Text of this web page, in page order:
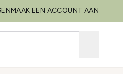
MAAK EEN ACCOUNT AAN